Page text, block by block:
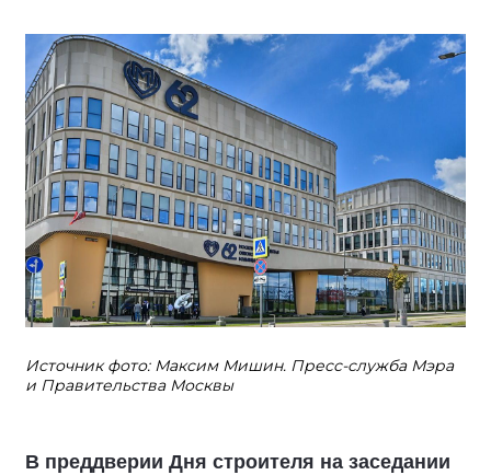
Источник фото: Максим Мишин. Пресс-служба Мэра
и Правительства Москвы
В преддверии Дня строителя на заседании